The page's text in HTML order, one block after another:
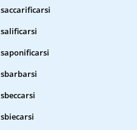
saccarificarsi
salificarsi
saponificarsi
sbarbarsi
sbeccarsi
sbiecarsi